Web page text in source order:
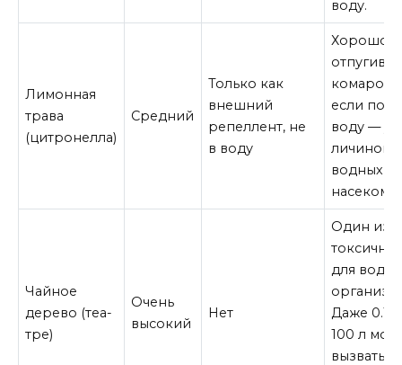
воду.
Лимонная
трава
(цитронелла)
Средний
Только как
внешний
репеллент, не
в воду
Хорошо
комаров,
если
воду —
личинок
водных
Чайное
дерево (теа-
тре)
Очень
высокий
Нет
Один из
для
Даже 0.1
100 л
вызвать